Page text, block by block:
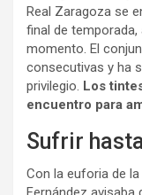
Real Zaragoza se
final de temporada,
momento. El
consecutivas y ha
privilegio. Los
encuentro para
Sufrir
Con la euforia de